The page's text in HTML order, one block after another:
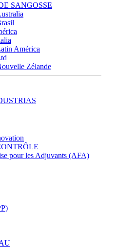
SANGOSSE
América
Zélande
pour les Adjuvants (AFA)